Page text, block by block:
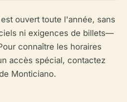
ouvert toute l'année, sans
ni exigences de billets—
connaître les horaires
accès spécial, contactez
Monticiano.